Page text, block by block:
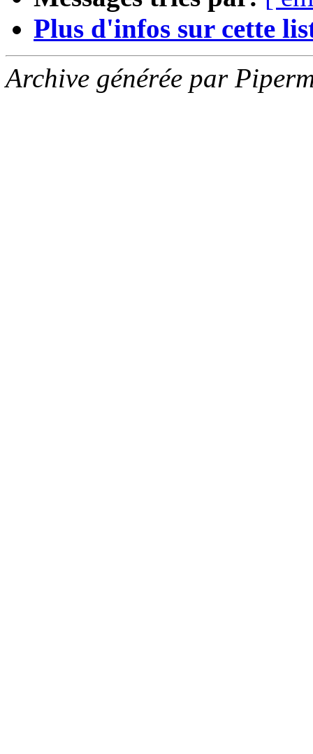
Plus d'infos sur cette
Archive générée par